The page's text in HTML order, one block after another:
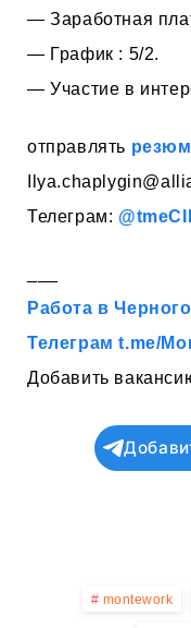
— Заработная
— График : 5/2.
— Участие в
отправлять
Телеграм: @tmeCII
Работа в
Телеграм t.me/
Добавить
montework